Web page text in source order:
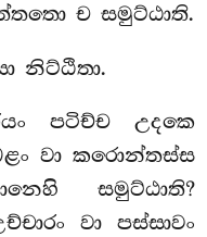
ච සමුට්ඨාති.
නිට්ඨිතා.
පටිච්ච උදකෙ
වා කරොන්තස්ස
සමුට්ඨාති?
වා පස්සාවං